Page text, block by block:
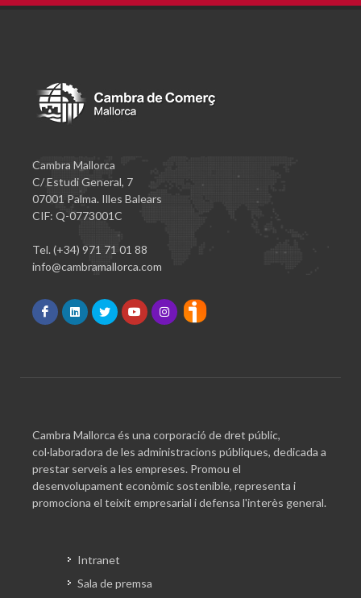
Cambra Mallorca
C/ Estudi General, 7
07001 Palma. Illes Balears
CIF: Q-0773001C
Tel. (+34) 971 71 01 88
info@cambramallorca.com
Cambra Mallorca és una corporació de dret públic,
col·laboradora de les administracions públiques, dedicada a
prestar serveis a les empreses. Promou el
desenvolupament econòmic sostenible, representa i
promociona el teixit empresarial i defensa l'interès general.
Intranet
Sala de premsa